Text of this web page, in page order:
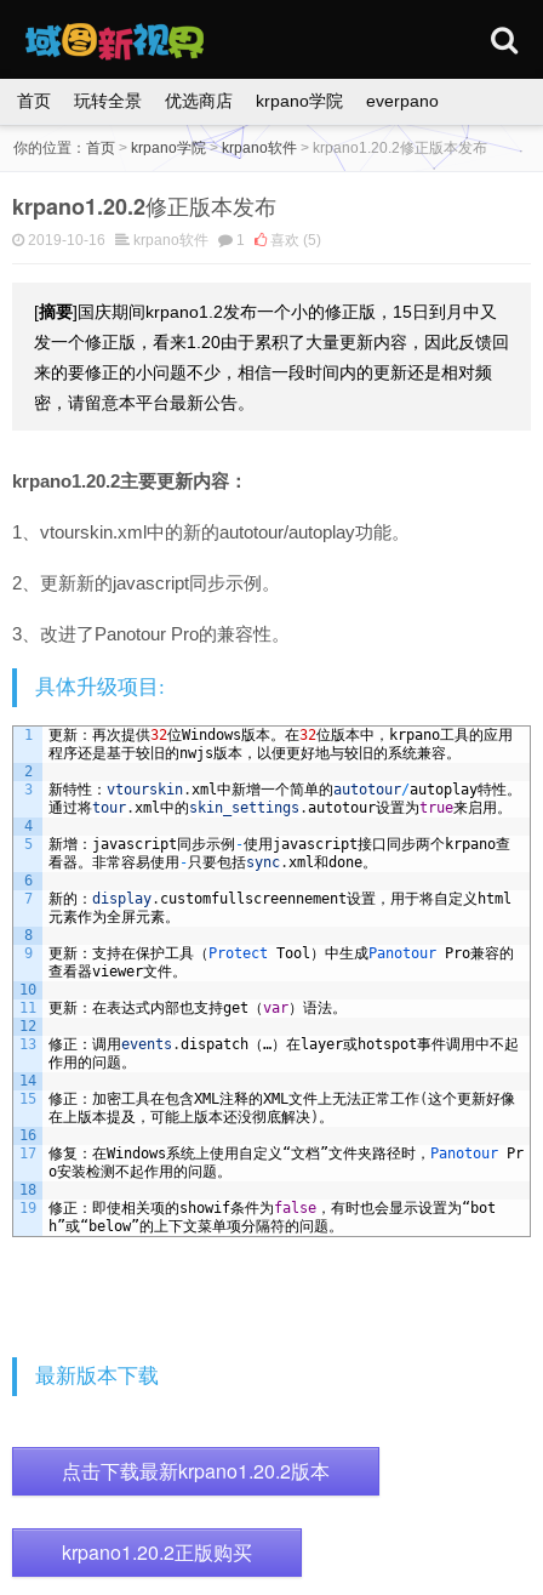
首页 玩转全景 优选商店 krpano学院 everpano
你的位置：首页 > krpano学院 > krpano软件 > krpano1.20.2修正版本发布
krpano1.20.2修正版本发布
2019-10-16 krpano软件 1 喜欢 (5)
[摘要]国庆期间krpano1.2发布一个小的修正版，15日到月中又
发一个修正版，看来1.20由于累积了大量更新内容，因此反馈回
来的要修正的小问题不少，相信一段时间内的更新还是相对频
密，请留意本平台最新公告。
krpano1.20.2主要更新内容：
1、vtourskin.xml中的新的autotour/autoplay功能。
2、更新新的javascript同步示例。
3、改进了Panotour Pro的兼容性。
具体升级项目:
1
2
3
4
5
6
7
8
9
10
11
12
13
14
15
16
17
18
19
更新：再次提供32位Windows版本。在32位版本中， krpano工具的应用
程序还是基于较旧的nwjs版本，以便更好地与较旧的系统兼容。
新特性： vtourskin.xml中新增一个简单的autotour/autoplay特性。
通过将tour.xml中的skin_settings .autotour设置为true来启用。
新增： javascript 同步示例 -使用 javascript接口同步两个krpano查
看器。非常容易使用 -只要包括sync.xml和done。
新的： display. customfullscreennement设置，用于将自定义 html
元素作为全屏元素。
更新：支持在保护工具（ Protect Tool ）中生成Panotour Pro兼容的
查看器viewer文件。
更新：在表达式内部也支持get （var）语法。
修正：调用events .dispatch （…）在layer或hotspot事件调用中不起
作用的问题。
修正：加密工具在包含XML注释的XML文件上无法正常工作(这个更新好像
在上版本提及，可能上版本还没彻底解决) 。
修复：在Windows系统上使用自定义“文档”文件夹路径时， Panotour
Pr
o安装检测不起作用的问题。
修正：即使相关项的showif条件为false ，有时也会显示设置为“ bot
h”或“ below”的上下文菜单项分隔符的问题。
最新版本下载
点击下载最新krpano1.20.2版本
krpano1.20.2正版购买